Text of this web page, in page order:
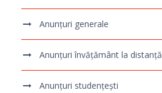
Anunțuri generale
Anunțuri învățământ la distanță
Anunțuri studențești